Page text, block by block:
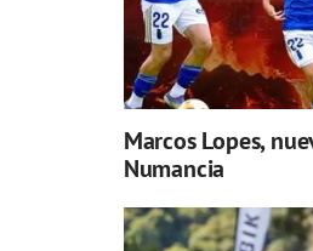
Marcos Lopes,
Numancia